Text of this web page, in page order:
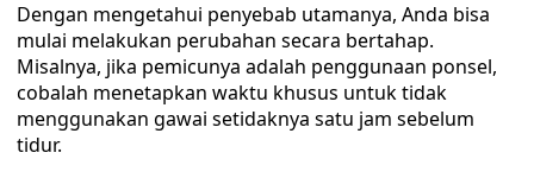
Dengan mengetahui penyebab utamanya, Anda bisa
mulai melakukan perubahan secara bertahap.
Misalnya, jika pemicunya adalah penggunaan ponsel,
cobalah menetapkan waktu khusus untuk tidak
menggunakan gawai setidaknya satu jam sebelum
tidur.